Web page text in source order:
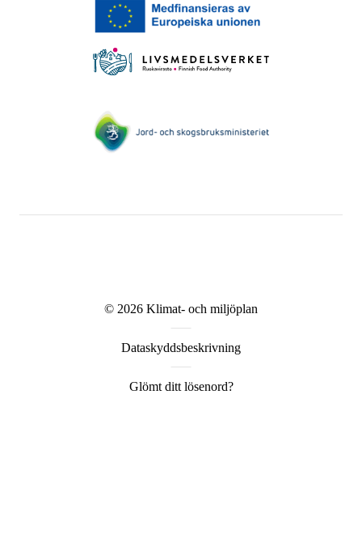
© 2026 Klimat- och miljöplan
Dataskyddsbeskrivning
Glömt ditt lösenord?